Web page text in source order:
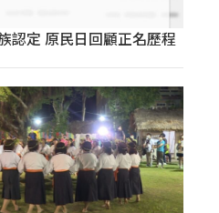
認定 原民日回顧正名歷程